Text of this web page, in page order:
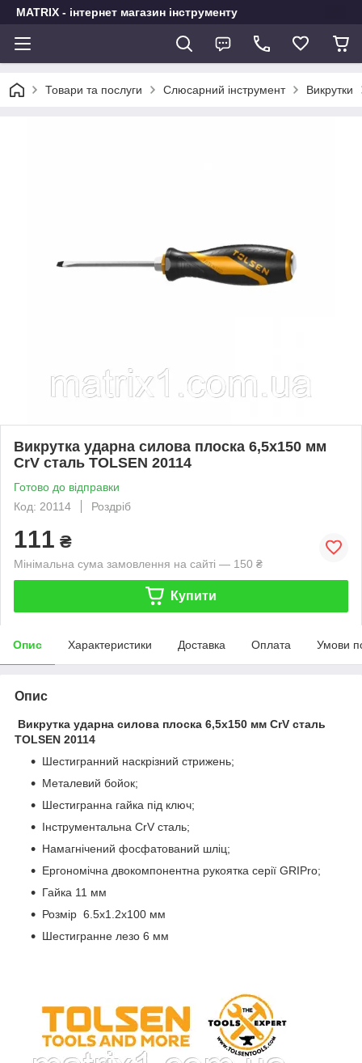
MATRIX - інтернет магазин інструменту
Товари та послуги Слюсарний інструмент Викрутки
Викрутка ударна силова плоска 6,5х150 мм
CrV сталь TOLSEN 20114
Готово до відправки
Код: 20114
Роздріб
111 ₴
Мінімальна сума замовлення на сайті — 150 ₴
Купити
Опис Характеристики Доставка Оплата Умови
Опис
Викрутка ударна силова плоска 6,5х150 мм CrV сталь
TOLSEN 20114
Шестигранний наскрізний стрижень;
Металевий бойок;
Шестигранна гайка під ключ;
Інструментальна CrV сталь;
Намагнічений фосфатований шліц;
Ергономічна двокомпонентна рукоятка серії GRIPro;
Гайка 11 мм
Розмір 6.5х1.2х100 мм
Шестигранне лезо 6 мм